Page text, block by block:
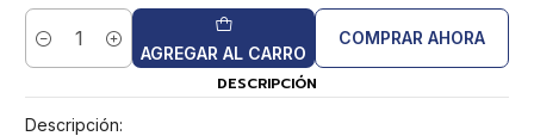
Cantidad AGREGAR AL CARRO
COMPRAR AHORA
DESCRIPCIÓN
Descripción: